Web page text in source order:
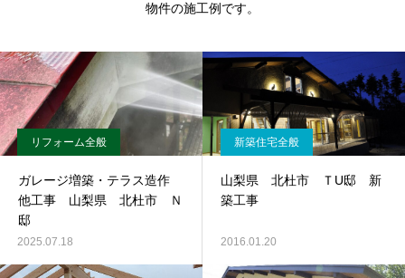
物件の施工例です。
リフォーム全般
ガレージ増築・テラス造作
他工事 山梨県 北杜市 Ｎ
邸
2025.07.18
新築住宅全般
山梨県 北杜市 ＴU邸 新
築工事
2016.01.20